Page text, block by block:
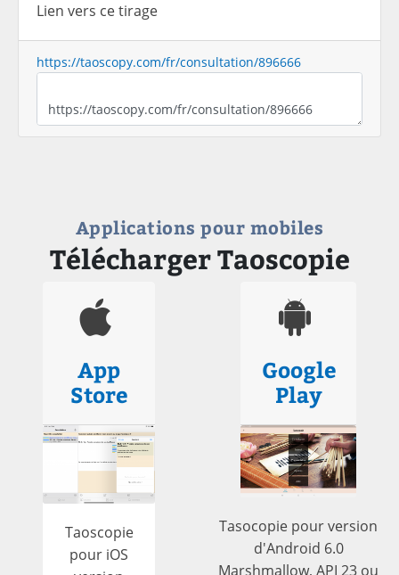
Lien vers ce tirage
https://taoscopy.com/fr/consultation/896666
Applications pour mobiles
Télécharger Taoscopie
App
Store
Taoscopie
pour iOS
Google
Play
Tasocopie pour version
d'Android 6.0
Marshmallow, API 23 ou